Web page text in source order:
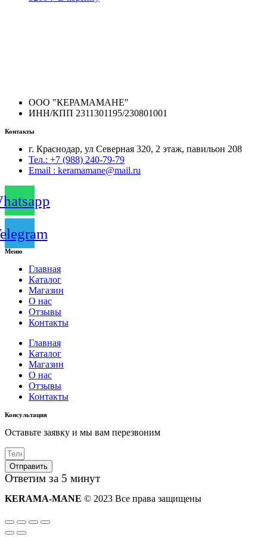
ООО "КЕРАМАМАНЕ"
ИНН/КПП 2311301195/230801001
Контакты
г. Краснодар, ул Северная 320, 2 этаж, павильон 208
Тел.: +7 (988) 240-79-79
Email : keramamane@mail.ru
Меню
Главная
Каталог
Магазин
О нас
Отзывы
Контакты
Главная
Каталог
Магазин
О нас
Отзывы
Контакты
Консультация
Оставьте заявку и мы вам перезвоним
Отправить
Ответим за 5 минут
KERAMA-MANE © 2023 Все права защищены